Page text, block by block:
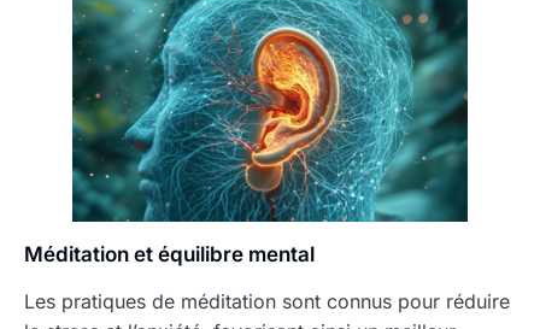
Méditation et équilibre mental
Les pratiques de méditation sont connus pour réduire